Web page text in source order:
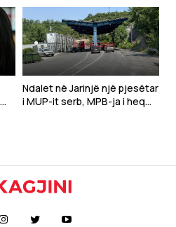
zjarrvënie të qëllimshme
Ndalet në Jarinjë një pjesëtar
i MUP-it serb, MPB-ja i heq